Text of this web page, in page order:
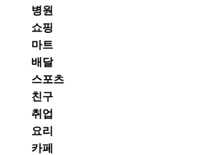
병원
쇼핑
마트
배달
스포츠
친구
취업
요리
카페